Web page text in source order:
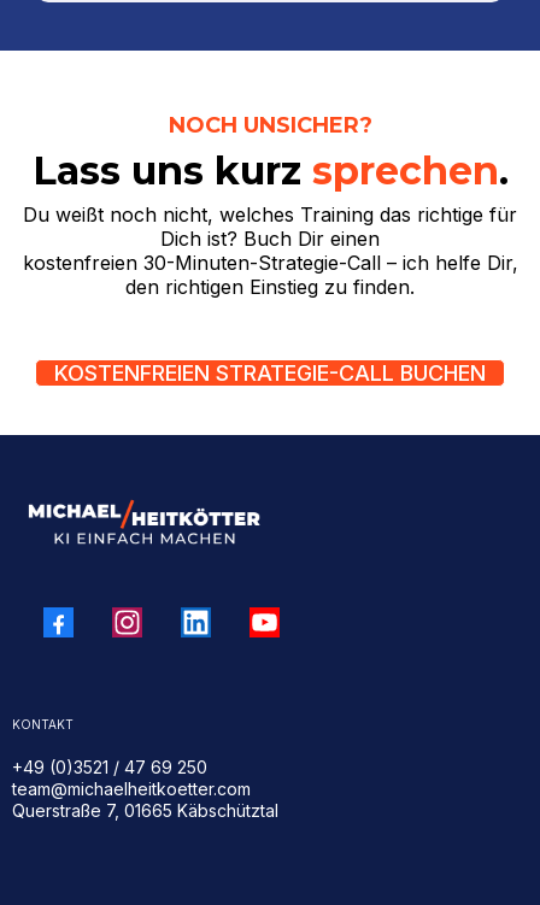
NOCH UNSICHER?
Lass uns kurz sprechen.
Du weißt noch nicht, welches Training das richtige für
Dich ist? Buch Dir einen
kostenfreien 30-Minuten-Strategie-Call – ich helfe Dir,
den richtigen Einstieg zu finden.
KOSTENFREIEN STRATEGIE-CALL BUCHEN
KONTAKT
+49 (0)3521 / 47 69 250
team@michaelheitkoetter.com
Querstraße 7, 01665 Käbschütztal